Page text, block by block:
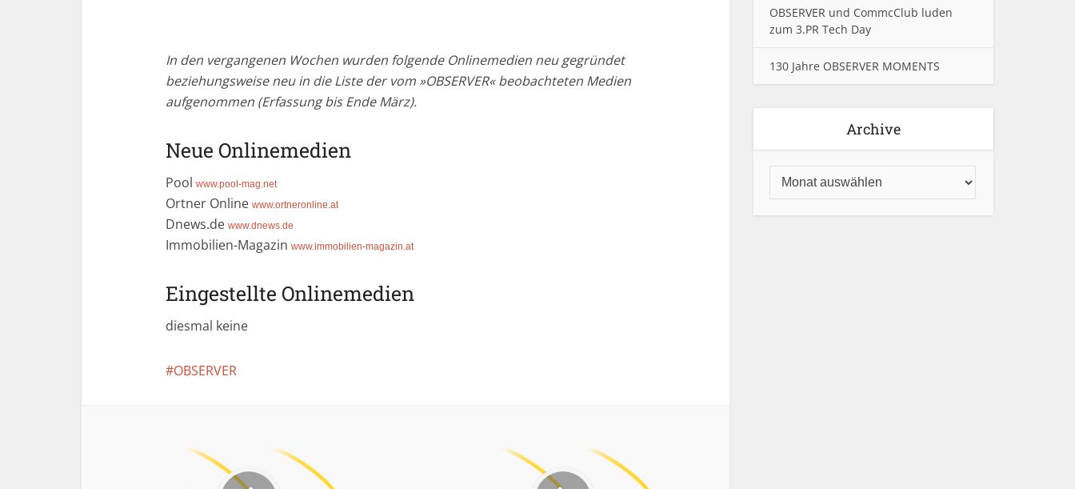
In den vergangenen Wochen wurden folgende Onlinemedien neu gegründet
beziehungsweise neu in die Liste der vom »OBSERVER« beobachteten Medien
aufgenommen (Erfassung bis Ende März).
Neue Onlinemedien
Pool www.pool-mag.net
Ortner Online www.ortneronline.at
Dnews.de www.dnews.de
Immobilien-Magazin www.immobilien-magazin.at
Eingestellte Onlinemedien
diesmal keine
OBSERVER
OBSERVER und CommcClub luden
zum 3.PR Tech Day
130 Jahre OBSERVER MOMENTS
Archive